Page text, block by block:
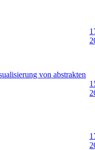
von abstrakten